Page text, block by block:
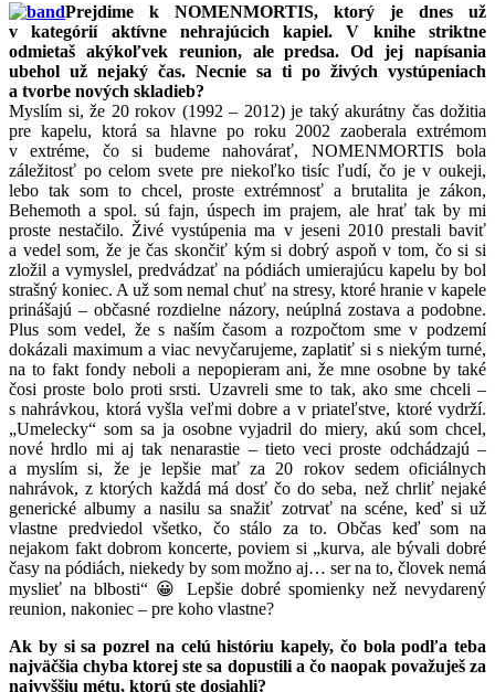
Prejdime k NOMENMORTIS, ktorý je dnes už
v kategórií aktívne nehrajúcich kapiel. V knihe striktne
odmietaš akýkoľvek reunion, ale predsa. Od jej napísania
ubehol už nejaký čas. Necnie sa ti po živých vystúpeniach
a tvorbe nových skladieb?
Myslím si, že 20 rokov (1992 – 2012) je taký akurátny čas dožitia
pre kapelu, ktorá sa hlavne po roku 2002 zaoberala extrémom
v extréme, čo si budeme nahovárať, NOMENMORTIS bola
záležitosť po celom svete pre niekoľko tisíc ľudí, čo je v oukeji,
lebo tak som to chcel, proste extrémnosť a brutalita je zákon,
Behemoth a spol. sú fajn, úspech im prajem, ale hrať tak by mi
proste nestačilo. Živé vystúpenia ma v jeseni 2010 prestali baviť
a vedel som, že je čas skončiť kým si dobrý aspoň v tom, čo si si
zložil a vymyslel, predvádzať na pódiách umierajúcu kapelu by bol
strašný koniec. A už som nemal chuť na stresy, ktoré hranie v kapele
prinášajú – občasné rozdielne názory, neúplná zostava a podobne.
Plus som vedel, že s naším časom a rozpočtom sme v podzemí
dokázali maximum a viac nevyčarujeme, zaplatiť si s niekým turné,
na to fakt fondy neboli a nepopieram ani, že mne osobne by také
čosi proste bolo proti srsti. Uzavreli sme to tak, ako sme chceli –
s nahrávkou, ktorá vyšla veľmi dobre a v priateľstve, ktoré vydrží.
„Umelecky“ som sa ja osobne vyjadril do miery, akú som chcel,
nové hrdlo mi aj tak nenarastie – tieto veci proste odchádzajú –
a myslím si, že je lepšie mať za 20 rokov sedem oficiálnych
nahrávok, z ktorých každá má dosť čo do seba, než chrliť nejaké
generické albumy a nasilu sa snažiť zotrvať na scéne, keď si už
vlastne predviedol všetko, čo stálo za to. Občas keď som na
nejakom fakt dobrom koncerte, poviem si „kurva, ale bývali dobré
časy na pódiách, niekedy by som možno aj… ser na to, človek nemá
myslieť na blbosti“ 😀 Lepšie dobré spomienky než nevydarený
reunion, nakoniec – pre koho vlastne?
Ak by si sa pozrel na celú históriu kapely, čo bola podľa teba
najväčšia chyba ktorej ste sa dopustili a čo naopak považuješ za
najvyššiu métu, ktorú ste dosiahli?